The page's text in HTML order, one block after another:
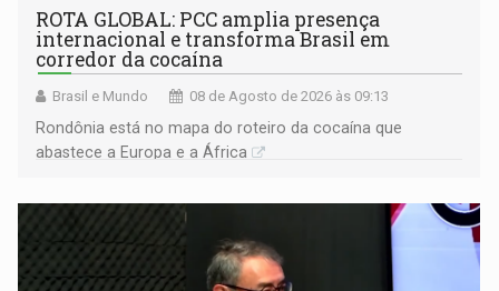
ROTA GLOBAL: PCC amplia presença
internacional e transforma Brasil em
corredor da cocaína
Brasil e Mundo 08 de Agosto de 2026 às 09:13
Rondônia está no mapa do roteiro da cocaína que
abastece a Europa e a África